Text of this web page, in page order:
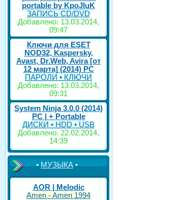
portable by KpoJIuK
ЗАПИСЬ CD/DVD
Добавлено: 13.03.2014,
09:47
Ключи для ESET
NOD32, Kaspersky,
Avast, Dr.Web, Avira [от
12 марта] (2014) PC
ПАРОЛИ • КЛЮЧИ
Добавлено: 13.03.2014,
09:31
System Ninja 3.0.0 (2014)
РС | + Portable
ДИСКИ • HDD • USB
Добавлено: 22.02.2014,
14:39
•МУЗЫКА•
AOR | Melodic
Amen - Amen 1994